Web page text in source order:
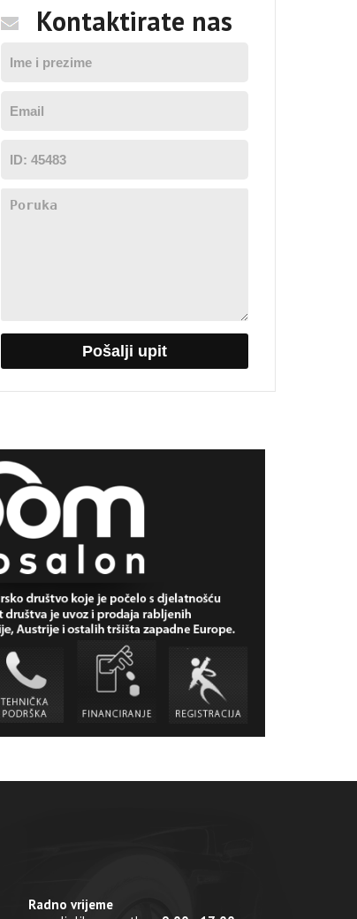
Kontaktirate nas
Radno vrijeme